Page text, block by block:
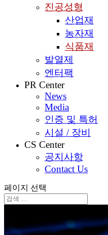
진공성형
산업재
농자재
식품재
발열제
엔터팩
PR Center
News
Media
인증 및 특허
시설 / 장비
CS Center
공지사항
Contact Us
페이지 선택